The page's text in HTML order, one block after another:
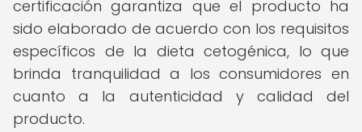
certificación garantiza que el producto ha
sido elaborado de acuerdo con los requisitos
específicos de la dieta cetogénica, lo que
brinda tranquilidad a los consumidores en
cuanto a la autenticidad y calidad del
producto.